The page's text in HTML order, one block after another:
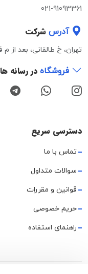
021-91093361
آدرس شرکت
تهران، خ طالقانی، بعد از م
فروشگاه در رسانه ها
دسترسی سریع
تماس با ما
سوالات متداول
قوانین و مقررات
حریم خصوصی
راهنمای استفاده